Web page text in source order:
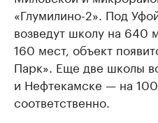
«Глумилино-2». Под
возведут школу на 640
160 мест, объект
Парк». Еще две школы
и Нефтекамске — на
соответственно.